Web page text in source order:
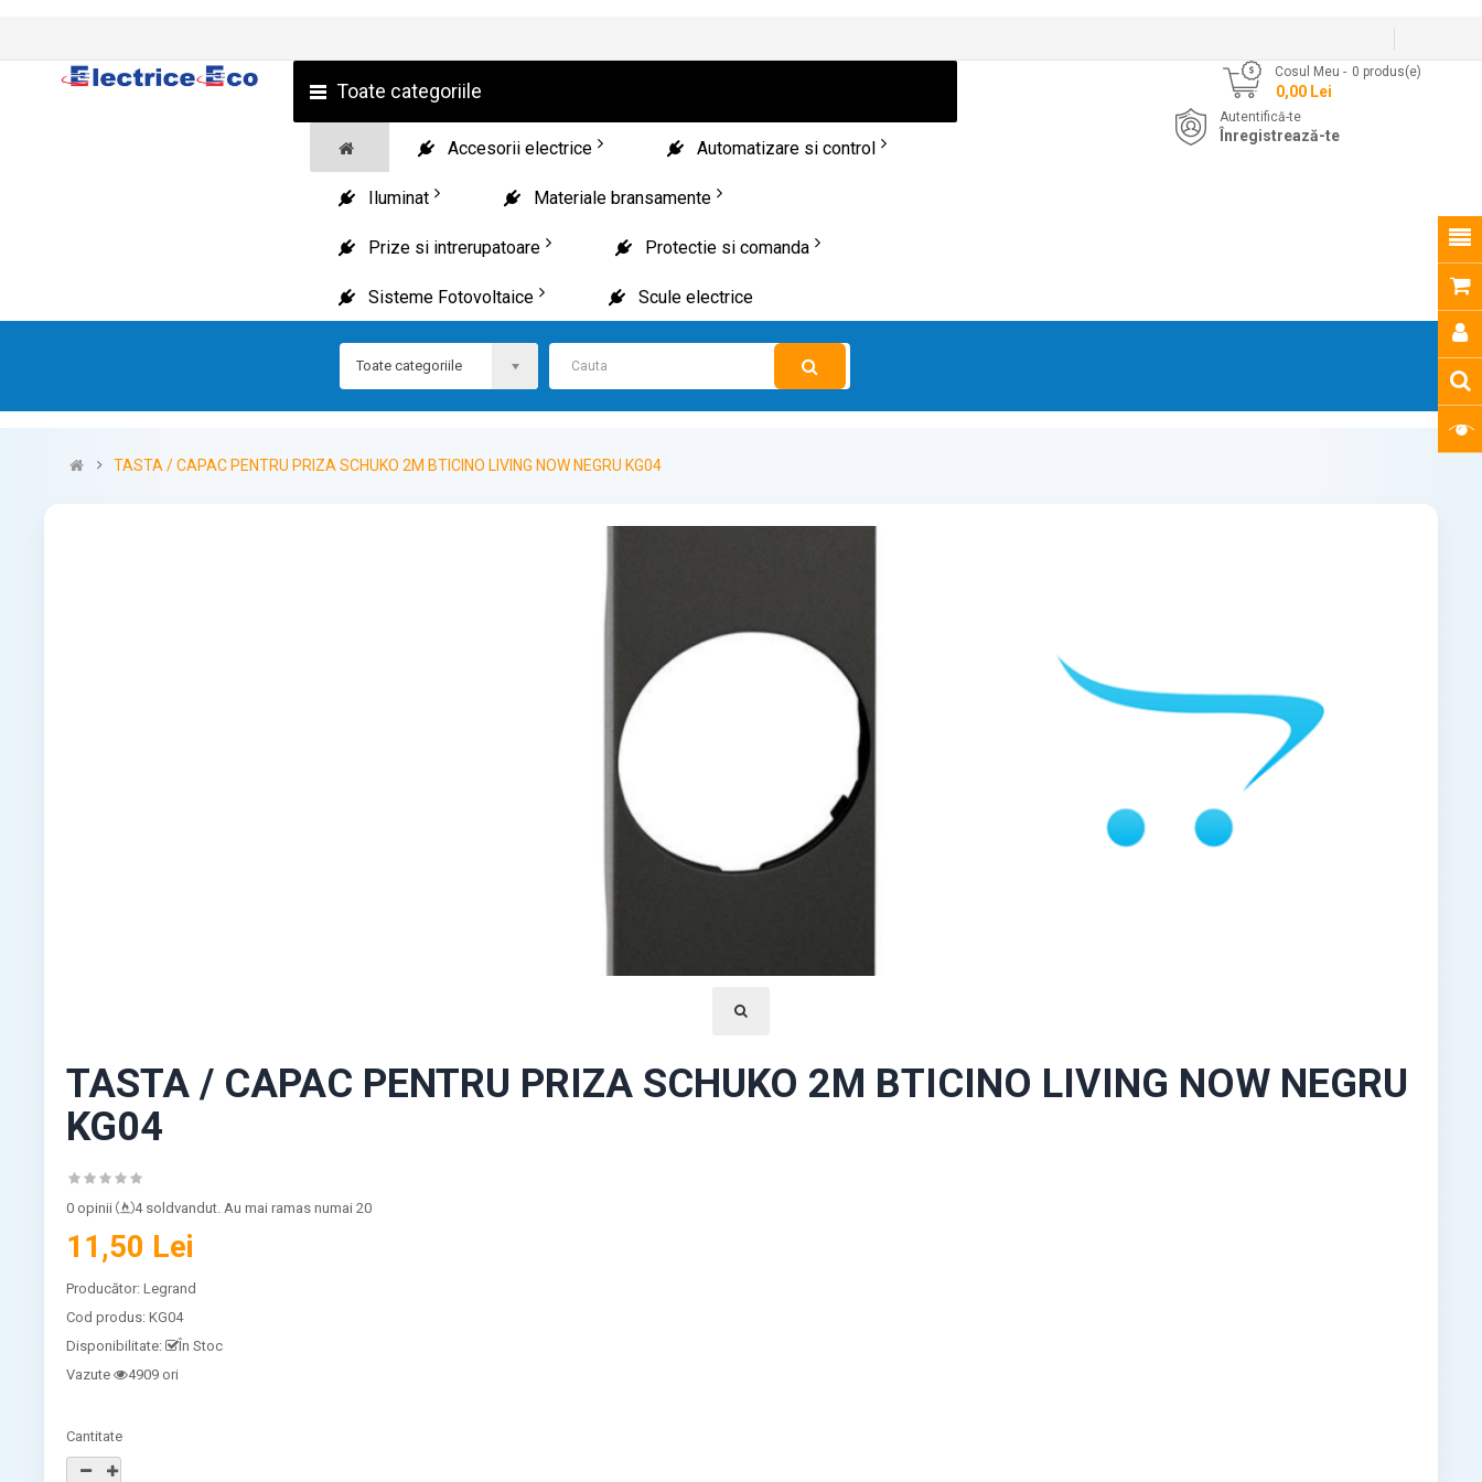
Toate categoriile
Accesorii electrice Automatizare si control
Iluminat Materiale bransamente
Prize si intrerupatoare Protectie si comanda
Sisteme Fotovoltaice Scule electrice
Cosul Meu 0 produs(e)
- 0,00 Lei
Autentifică-te
Înregistrează-te
Toate categoriile
TASTA / CAPAC PENTRU PRIZA SCHUKO 2M BTICINO LIVING NOW NEGRU KG04
TASTA / CAPAC PENTRU PRIZA SCHUKO 2M BTICINO LIVING NOW NEGRU
KG04
0 opinii 4 soldvandut. Au mai ramas numai 20
11,50 Lei
Producător:Legrand
Cod produs:KG04
Disponibilitate:
În Stoc
Vazute
4909 ori
Cantitate